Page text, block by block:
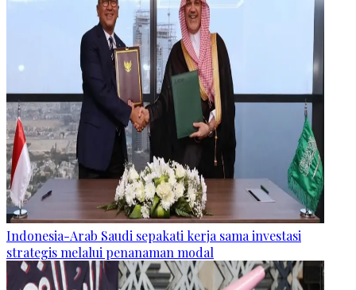
Indonesia-Arab Saudi sepakati kerja sama investasi
strategis melalui penanaman modal